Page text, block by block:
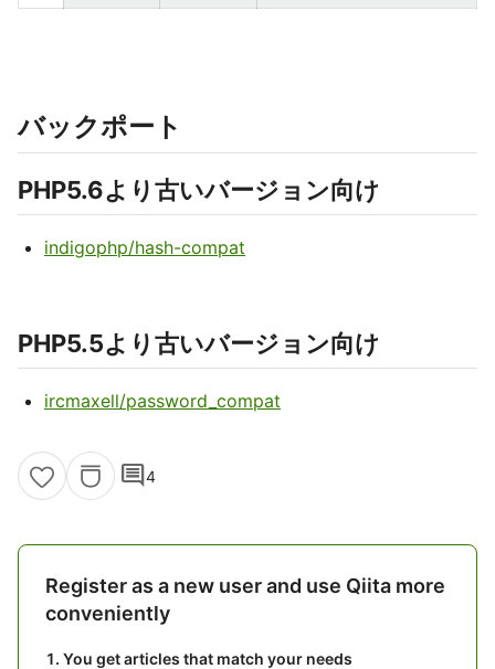
バックポート
PHP5.6より古いバージョン向け
indigophp/hash-compat
PHP5.5より古いバージョン向け
ircmaxell/password_compat
comment4
Register as a new user and use Qiita more
conveniently
You get articles that match your needs